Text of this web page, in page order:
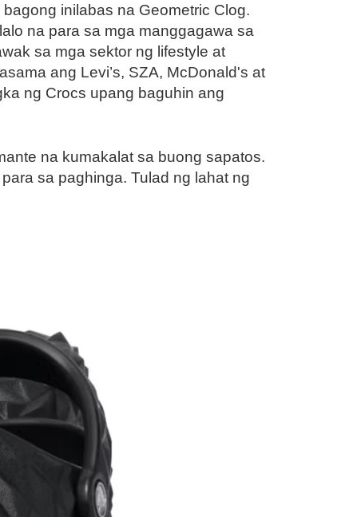
inilabas na Geometric Clog.
na para sa mga manggagawa sa
sa mga sektor ng lifestyle at
ang Levi’s, SZA, McDonald's at
ng Crocs upang baguhin ang
na kumakalat sa buong sapatos.
sa paghinga. Tulad ng lahat ng